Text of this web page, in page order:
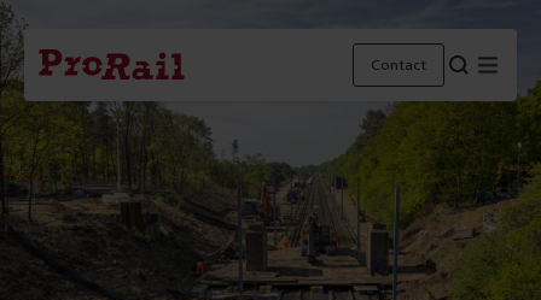
Navigatie
Homepage
ProRail
Contact